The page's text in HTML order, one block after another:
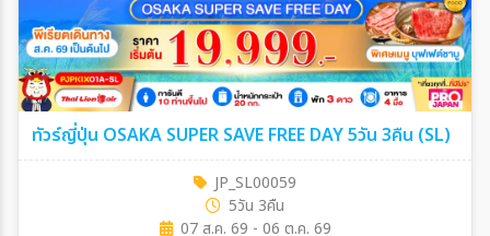
ทัวร์ญี่ปุ่น OSAKA SUPER SAVE FREE DAY 5วัน 3คืน (SL)
JP_SL00059
5วัน 3คืน
07 ส.ค. 69 - 06 ต.ค. 69